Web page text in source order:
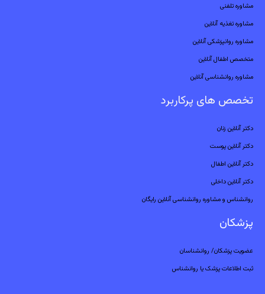
مشاوره تلفنی
مشاوره تغذیه آنلاین
مشاوره روانپزشکی آنلاین
متخصص اطفال آنلاین
مشاوره روانشناسی آنلاین
تخصص های پرکاربرد
دکتر آنلاین زنان
دکتر آنلاین پوست
دکتر آنلاین اطفال
دکتر آنلاین داخلی
روانشناس و مشاوره روانشناسی آنلاین رایگان
پزشکان
عضویت پزشکان/ روانشناسان
ثبت اطلاعات پزشک یا روانشناس